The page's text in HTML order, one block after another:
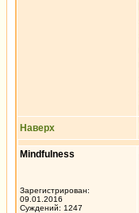
Наверх
Mindfulness
Зарегистрирован:
09.01.2016
Суждений: 1247